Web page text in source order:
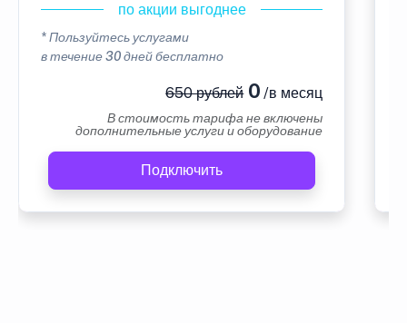
по акции выгоднее
* Пользуйтесь услугами
в течение 30 дней бесплатно
650 рублей0 /в месяц
В стоимость тарифа не включены
дополнительные услуги и оборудование
Подключить